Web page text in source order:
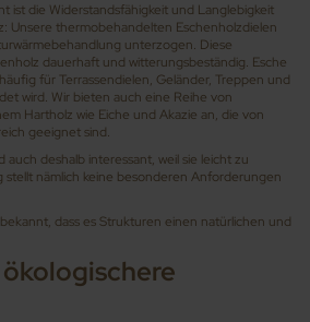
ist die Widerstandsfähigkeit und Langlebigkeit
Unsere thermobehandelten Eschenholzdielen
unterzogen. Diese
dauerhaft und witterungsbeständig. Esche
für Terrassendielen, Geländer, Treppen und
wird. Wir bieten auch eine Reihe von
Hartholz wie Eiche und Akazie an, die von
geeignet sind.
auch deshalb interessant, weil sie leicht zu
stellt nämlich keine besonderen Anforderungen
dass es Strukturen einen natürlichen und